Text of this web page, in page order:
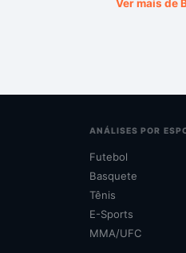
Ver mais de
ANÁLISES POR
Futebol
Basquete
Tênis
E-Sports
MMA/UFC